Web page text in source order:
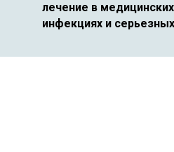
лечение в
инфекциях и